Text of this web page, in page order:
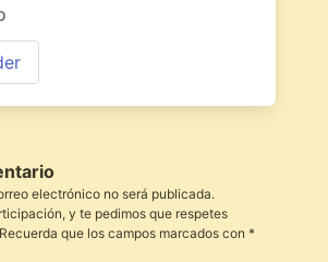
electrónico no será publicada.
y te pedimos que respetes
que los campos marcados con *